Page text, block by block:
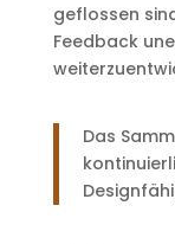
geflossen
Feedback
Das